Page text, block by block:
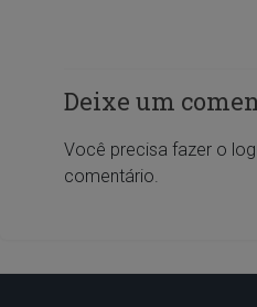
Deixe um
Você precisa fazer o
comentário.